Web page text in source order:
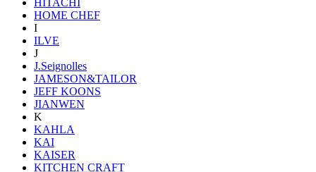
HOME CHEF
I
ILVE
J
J.Seignolles
JAMESON&TAILOR
JEFF KOONS
JIANWEN
K
KAHLA
KAI
KAISER
KITCHEN CRAFT